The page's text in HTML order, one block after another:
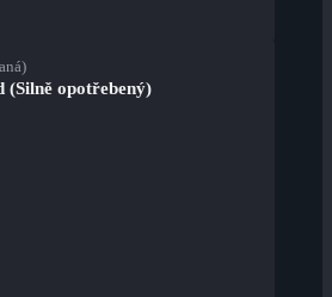
(Silně opotřebený)